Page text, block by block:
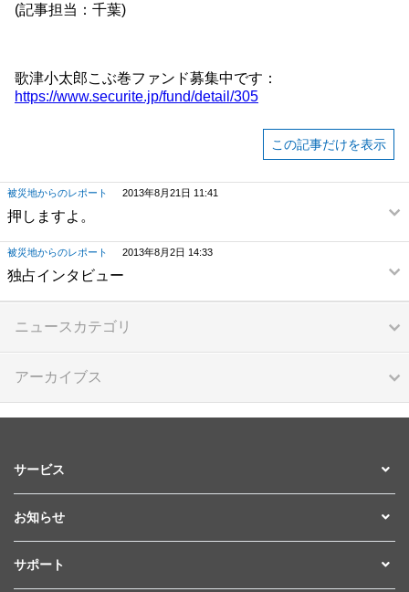
(記事担当：千葉)
歌津小太郎こぶ巻ファンド募集中です：
https://www.securite.jp/fund/detail/305
この記事だけを表示
被災地からのレポート 2013年8月21日 11:41
押しますよ。
被災地からのレポート 2013年8月2日 14:33
独占インタビュー
ニュースカテゴリ
アーカイブス
サービス
お知らせ
サポート